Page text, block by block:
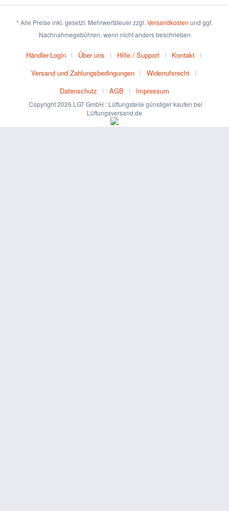
* Alle Preise inkl. gesetzl. Mehrwertsteuer zzgl. Versandkosten und ggf.
Nachnahmegebühren, wenn nicht anders beschrieben
Händler-Login Über uns Hilfe / Support
Kontakt
Versand und Zahlungsbedingungen
Widerrufsrecht
Datenschutz
AGB Impressum
Copyright 2026 LGT GmbH : Lüftungsteile günstiger kaufen bei
Lüftungsversand.de